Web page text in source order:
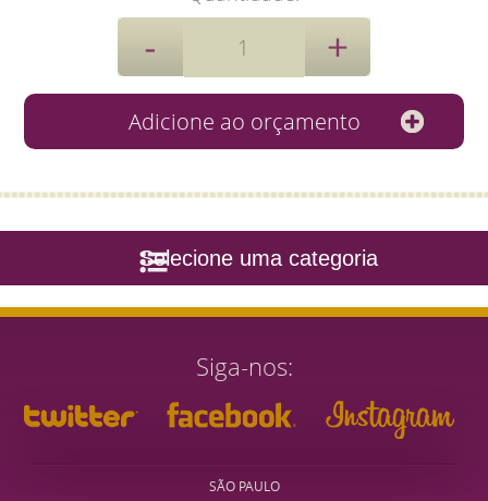
Selecione uma categoria
Siga-nos
SÃO PAULO